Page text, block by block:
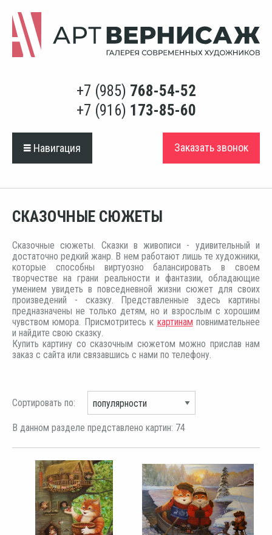
+7 (985) 768-54-52
+7 (916) 173-85-60
Навигация Заказать звонок
СКАЗОЧНЫЕ СЮЖЕТЫ
Сказочные сюжеты. Сказки в живописи - удивительный и
достаточно редкий жанр. В нем работают лишь те художники,
которые способны виртуозно балансировать в своем
творчестве на грани реальности и фантазии, обладающие
умением увидеть в повседневной жизни сюжет для своих
произведений - сказку. Представленные здесь картины
предназначены не только детям, но и взрослым с хорошим
чувством юмора. Присмотритесь к картинам повнимательнее
и найдите свою сказку.
Купить картину со сказочным сюжетом можно прислав нам
заказ с сайта или связавшись с нами по телефону.
Сортировать по:
В данном разделе представлено картин: 74